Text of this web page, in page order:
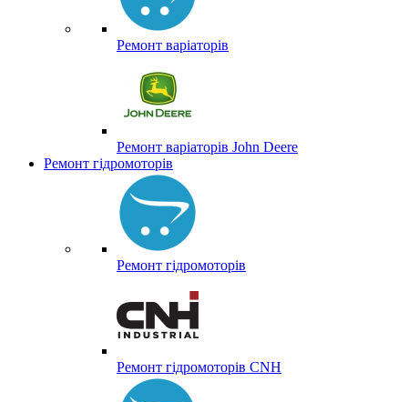
Ремонт варіаторів
Ремонт варіаторів John Deere
Ремонт гідромоторів
Ремонт гідромоторів
Ремонт гідромоторів CNH